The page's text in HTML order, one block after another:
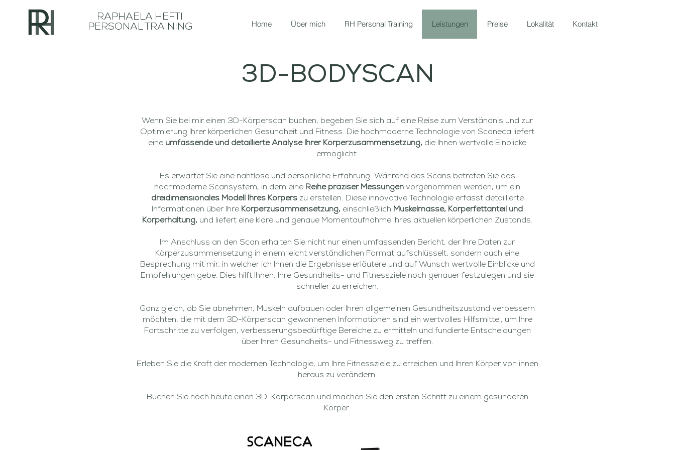
RAPHAELA HEFTI
PERSONAL TRAINING
Home Über mich RH Personal Training Leistungen Preise Lokalität Kontakt
3D-BODYSCAN
Wenn Sie bei mir einen 3D-Körperscan buchen, begeben Sie sich auf eine Reise zum Verständnis und zur
Optimierung Ihrer körperlichen Gesundheit und Fitness. Die hochmoderne Technologie von Scaneca liefert
eine umfassende und detaillierte Analyse Ihrer Körperzusammensetzung, die Ihnen wertvolle Einblicke
ermöglicht.
Es erwartet Sie eine nahtlose und persönliche Erfahrung. Während des Scans betreten Sie das
hochmoderne Scansystem, in dem eine Reihe präziser Messungen vorgenommen werden, um ein
dreidimensionales Modell Ihres Körperszu erstellen. Diese innovative Technologie erfasst detaillierte
Informationen über Ihre Körperzusammensetzung, einschließlich Muskelmasse, Körperfettanteil und
Körperhaltung, und liefert eine klare und genaue Momentaufnahme Ihres aktuellen körperlichen Zustands.
Im Anschluss an den Scan erhalten Sie nicht nur einen umfassenden Bericht, der Ihre Daten zur
Körperzusammensetzung in einem leicht verständlichen Format aufschlüsselt, sondern auch eine
Besprechung mit mir, in welcher ich Ihnen die Ergebnisse erläutere und auf Wunsch wertvolle Einblicke und
Empfehlungen gebe. Dies hilft Ihnen, Ihre Gesundheits- und Fitnessziele noch genauer festzulegen und sie
schneller zu erreichen.
Ganz gleich, ob Sie abnehmen, Muskeln aufbauen oder Ihren allgemeinen Gesundheitszustand verbessern
möchten, die mit dem 3D-Körperscan gewonnenen Informationen sind ein wertvolles Hilfsmittel, um Ihre
Fortschritte zu verfolgen, verbesserungsbedürftige Bereiche zu ermitteln und fundierte Entscheidungen
über Ihren Gesundheits- und Fitnessweg zu treffen.
Erleben Sie die Kraft der modernen Technologie, um Ihre Fitnessziele zu erreichen und Ihren Körper von innen
heraus zu verändern.
Buchen Sie noch heute einen 3D-Körperscan und machen Sie den ersten Schritt zu einem gesünderen
Körper.